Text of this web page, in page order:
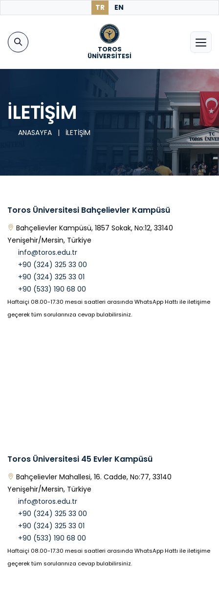
TR EN
TOROS
ÜNİVERSİTESİ
İLETİŞİM
ANASAYFA | İLETİŞİM
Toros Üniversitesi Bahçelievler Kampüsü
Bahçelievler Kampüsü, 1857 Sokak, No:12, 33140
Yenişehir/Mersin, Türkiye
info@toros.edu.tr
+90 (324) 325 33 00
+90 (324) 325 33 01
+90 (533) 190 68 00
Haftaiçi 08.00-17.30 mesai saatleri arasında WhatsApp Hattı ile iletişime
geçerek tüm sorularınıza cevap bulabilirsiniz.
Toros Üniversitesi 45 Evler Kampüsü
Bahçelievler Mahallesi, 16. Cadde, No:77, 33140
Yenişehir/Mersin, Türkiye
info@toros.edu.tr
+90 (324) 325 33 00
+90 (324) 325 33 01
+90 (533) 190 68 00
Haftaiçi 08.00-17.30 mesai saatleri arasında WhatsApp Hattı ile iletişime
geçerek tüm sorularınıza cevap bulabilirsiniz.